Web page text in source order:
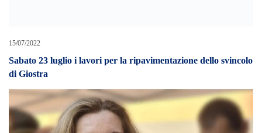
15/07/2022
Sabato 23 luglio i lavori per la ripavimentazione dello svincolo
di Giostra